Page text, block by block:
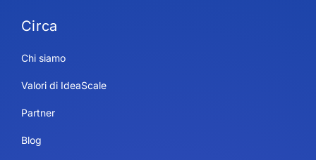
Circa
Chi siamo
Valori di IdeaScale
Partner
Blog